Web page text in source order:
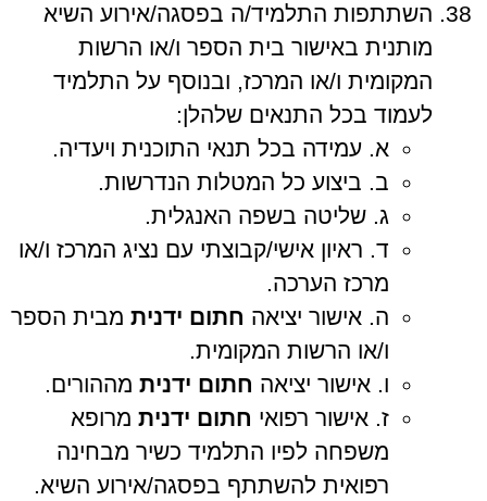
השתתפות התלמיד/ה בפסגה/אירוע השיא
מותנית באישור בית הספר ו/או הרשות
המקומית ו/או המרכז, ובנוסף על התלמיד
לעמוד בכל התנאים שלהלן:
א. עמידה בכל תנאי התוכנית ויעדיה.
ב. ביצוע כל המטלות הנדרשות.
ג. שליטה בשפה האנגלית.
ד. ראיון אישי/קבוצתי עם נציג המרכז ו/או
מרכז הערכה.
ה. אישור יציאה חתום ידנית מבית הספר
ו/או הרשות המקומית.
ו. אישור יציאה חתום ידנית מההורים.
ז. אישור רפואי חתום ידנית מרופא
משפחה לפיו התלמיד כשיר מבחינה
רפואית להשתתף בפסגה/אירוע השיא.